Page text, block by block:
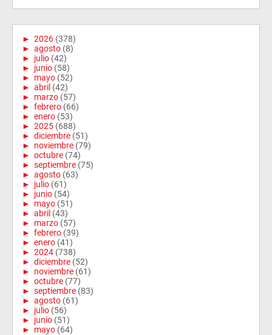
► 2026 (378)
► agosto (8)
► julio (42)
► junio (58)
► mayo (52)
► abril (42)
► marzo (57)
► febrero (66)
► enero (53)
► 2025 (688)
► diciembre (51)
► noviembre (79)
► octubre (74)
► septiembre (75)
► agosto (63)
► julio (61)
► junio (54)
► mayo (51)
► abril (43)
► marzo (57)
► febrero (39)
► enero (41)
► 2024 (738)
► diciembre (52)
► noviembre (61)
► octubre (77)
► septiembre (83)
► agosto (61)
► julio (56)
► junio (51)
► mayo (64)